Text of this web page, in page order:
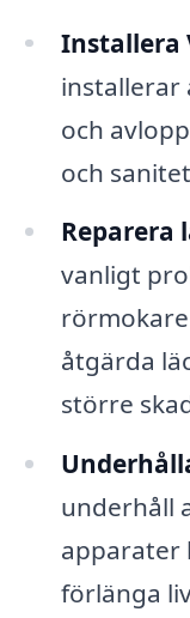
Installera
installerar
och
och
Reparera
vanligt
åtgärda
större
underhåll
apparater
förlänga